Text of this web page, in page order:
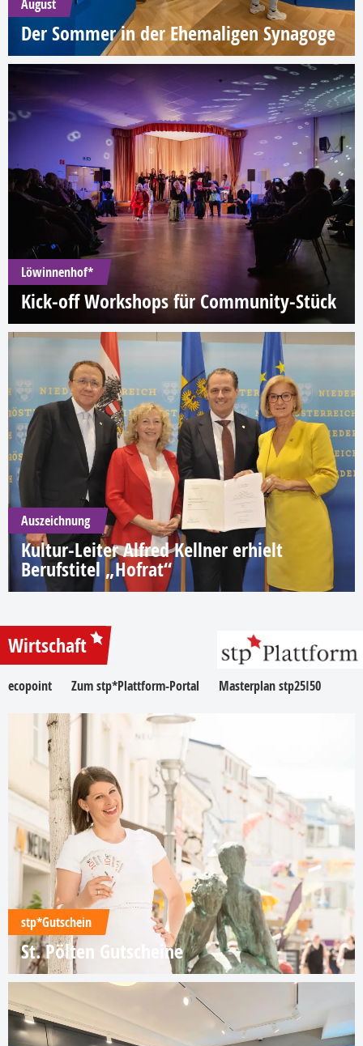
August
Der Sommer in der Ehemaligen Synagoge
Löwinnenhof*
Kick-off Workshops für Community-Stück
Auszeichnung
Kultur-Leiter Alfred Kellner erhielt
Berufstitel „Hofrat“
Wirtschaft
ecopoint Zum stp*Plattform-Portal Masterplan stp25I50
stp*Gutschein
St. Pölten Gutscheine